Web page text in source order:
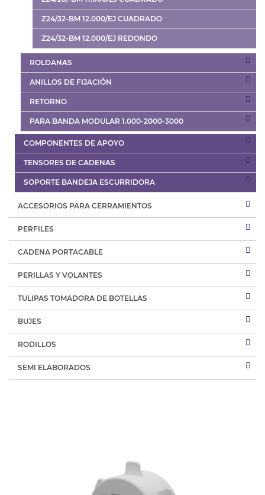
Z24/32-BM 12.000/EJ CUADRADO
Z24/32-BM 12.000/EJ REDONDO
ROLDANAS
ANILLOS DE FIJACIÓN
RETORNO
PARA BANDA MODULAR 1.000-2000-3000
COMPONENTES DE APOYO
TENSORES DE CADENAS
SOPORTE BANDEJA ESCURRIDORA
ACCESORIOS PARA CERRAMIENTOS
PERFILES
CADENA PORTACABLE
PERILLAS Y VOLANTES
TULIPAS TOMADORA DE BOTELLAS
BUJES
RODILLOS
SEMI ELABORADOS